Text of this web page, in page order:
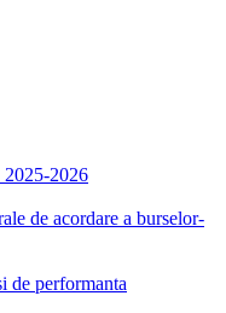
2026
de acordare a burselor-
de performanta